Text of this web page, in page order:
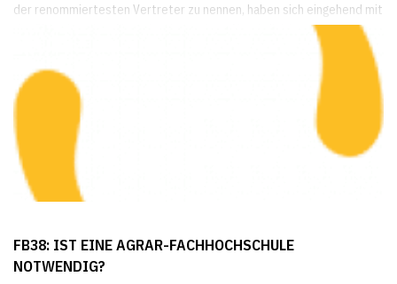
der renommiertesten Vertreter zu nennen, haben sich eingehend mit
FB38: IST EINE AGRAR-FACHHOCHSCHULE
NOTWENDIG?